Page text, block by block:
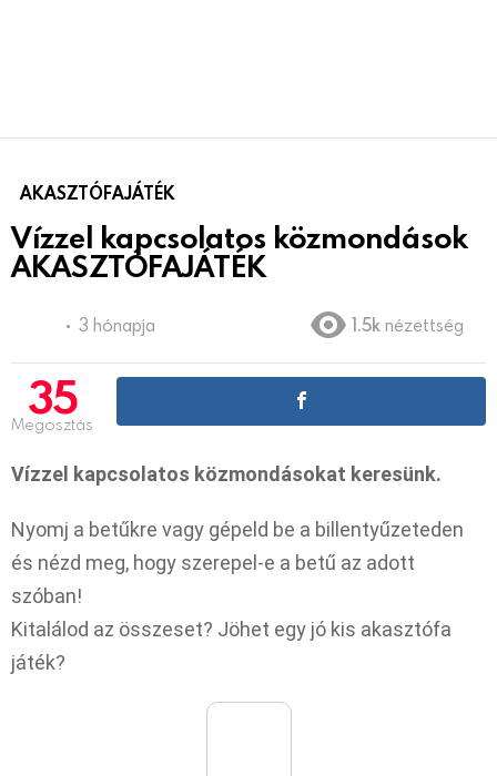
AKASZTÓFAJÁTÉK
Vízzel kapcsolatos közmondások
AKASZTÓFAJÁTÉK
3 hónapja 1.5k nézettség
35
Megosztás
Vízzel kapcsolatos közmondásokat keresünk.
Nyomj a betűkre vagy gépeld be a billentyűzeteden
és nézd meg, hogy szerepel-e a betű az adott
szóban!
Kitalálod az összeset? Jöhet egy jó kis akasztófa
játék?